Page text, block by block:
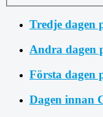
Tredje dagen
Andra dagen
Första dagen
Dagen innan